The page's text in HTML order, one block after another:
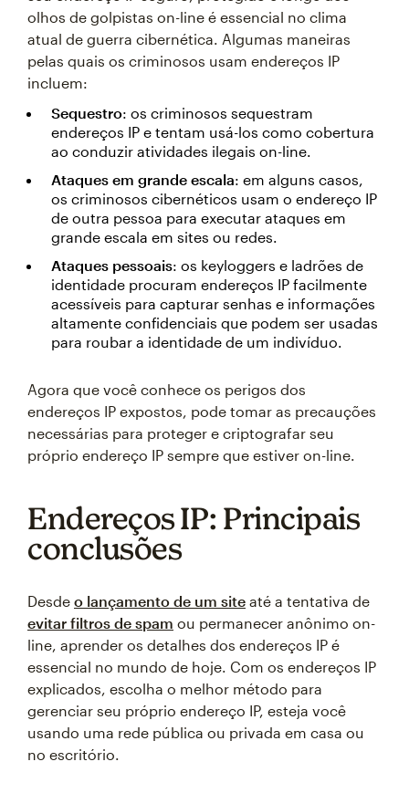
olhos de golpistas on-line é essencial no clima
atual de guerra cibernética. Algumas maneiras
pelas quais os criminosos usam endereços IP
incluem:
Sequestro: os criminosos sequestram
endereços IP e tentam usá-los como cobertura
ao conduzir atividades ilegais on-line.
Ataques em grande escala: em alguns casos,
os criminosos cibernéticos usam o endereço IP
de outra pessoa para executar ataques em
grande escala em sites ou redes.
Ataques pessoais: os keyloggers e ladrões de
identidade procuram endereços IP facilmente
acessíveis para capturar senhas e informações
altamente confidenciais que podem ser usadas
para roubar a identidade de um indivíduo.
Agora que você conhece os perigos dos
endereços IP expostos, pode tomar as precauções
necessárias para proteger e criptografar seu
próprio endereço IP sempre que estiver on-line.
Endereços IP: Principais
conclusões
Desde o lançamento de um site até a tentativa de
evitar filtros de spam ou permanecer anônimo on-
line, aprender os detalhes dos endereços IP é
essencial no mundo de hoje. Com os endereços IP
explicados, escolha o melhor método para
gerenciar seu próprio endereço IP, esteja você
usando uma rede pública ou privada em casa ou
no escritório.